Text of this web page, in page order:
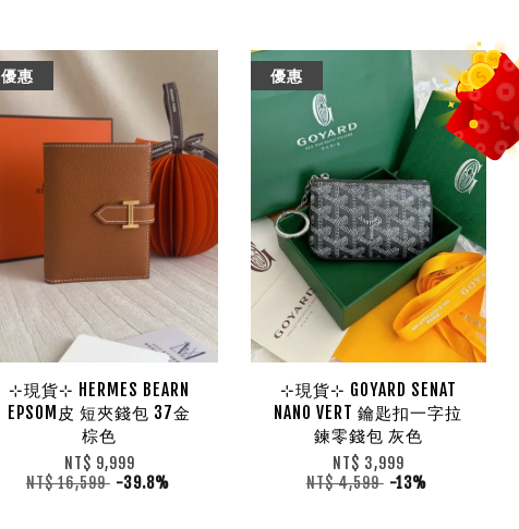
優惠
⊹現貨⊹ HERMES BEARN
EPSOM皮 短夾錢包 37金
棕色
NT$ 9,999
NT$ 16,599 -39.8%
優惠
⊹現貨⊹ GOYARD SENAT
NANO VERT 鑰匙扣一字拉
鍊零錢包 灰色
NT$ 3,999
NT$ 4,599 -13%